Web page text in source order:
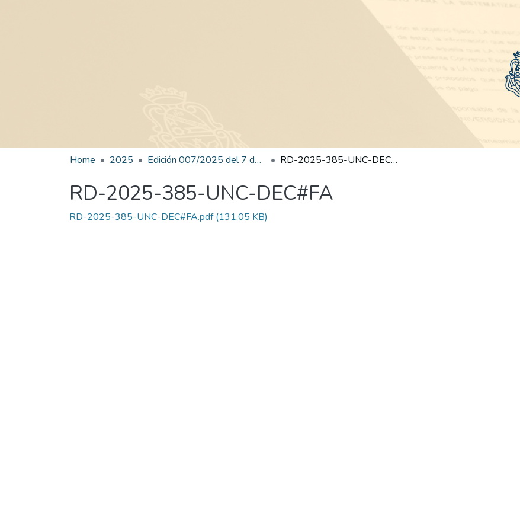
Home 2025 Edición 007/2025 del 7 de julio de 2025 RD-2025-385-UNC-DEC#FA
RD-2025-385-UNC-DEC#FA
RD-2025-385-UNC-DEC#FA.pdf(131.05 KB)